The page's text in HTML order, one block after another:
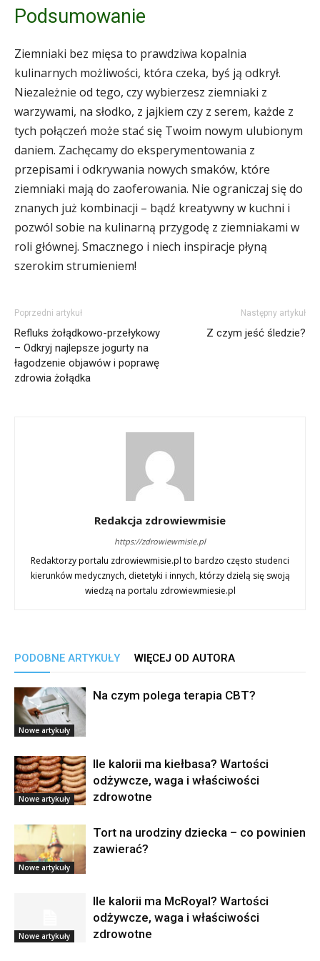
Podsumowanie
Ziemniaki bez mięsa to prawdziwa kopalnia
kulinarnych możliwości, która czeka, byś ją odkrył.
Niezależnie od tego, czy wybierzesz ziemniaki z
warzywami, na słodko, z jajkiem czy z serem, każde z
tych połączeń może stać się Twoim nowym ulubionym
daniem. Zachęcamy do eksperymentowania z
przepisami i odkrywania nowych smaków, które
ziemniaki mają do zaoferowania. Nie ograniczaj się do
znanych już kombinacji – bądź kreatywny w kuchni i
pozwól sobie na kulinarną przygodę z ziemniakami w
roli głównej. Smacznego i niech inspiracje płyną
szerokim strumieniem!
Poprzedni artykuł
Refluks żołądkowo-przełykowy
– Odkryj najlepsze jogurty na
łagodzenie objawów i poprawę
zdrowia żołądka
Następny artykuł
Z czym jeść śledzie?
Redakcja zdrowiewmisie
https://zdrowiewmisie.pl
Redaktorzy portalu zdrowiewmisie.pl to bardzo często studenci
kierunków medycznych, dietetyki i innych, którzy dzielą się swoją
wiedzą na portalu zdrowiewmiesie.pl
PODOBNE ARTYKUŁY WIĘCEJ OD AUTORA
Nowe artykuły
Na czym polega terapia CBT?
Nowe artykuły
Ile kalorii ma kiełbasa? Wartości
odżywcze, waga i właściwości
zdrowotne
Nowe artykuły
Tort na urodziny dziecka – co powinien
zawierać?
Nowe artykuły
Ile kalorii ma McRoyal? Wartości
odżywcze, waga i właściwości
zdrowotne